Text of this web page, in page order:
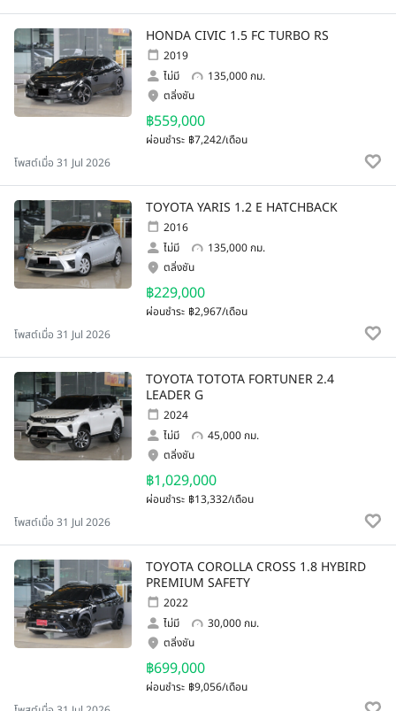
HONDA CIVIC 1.5 FC TURBO RS
2019
ไม่มี
135,000 กม.
฿559,000
ผ่อนชำระ ฿7,242/เดือน
ตลิ่งชัน
โพสต์เมื่อ 31 Jul 2026
TOYOTA YARIS 1.2 E HATCHBACK
2016
ไม่มี
135,000 กม.
฿229,000
ผ่อนชำระ ฿2,967/เดือน
ตลิ่งชัน
โพสต์เมื่อ 31 Jul 2026
TOYOTA TOTOTA FORTUNER 2.4
LEADER G
2024
ไม่มี
45,000 กม.
฿1,029,000
ผ่อนชำระ ฿13,332/เดือน
ตลิ่งชัน
โพสต์เมื่อ 31 Jul 2026
TOYOTA COROLLA CROSS 1.8 HYBIRD
PREMIUM SAFETY
2022
ไม่มี
30,000 กม.
฿699,000
ผ่อนชำระ ฿9,056/เดือน
ตลิ่งชัน